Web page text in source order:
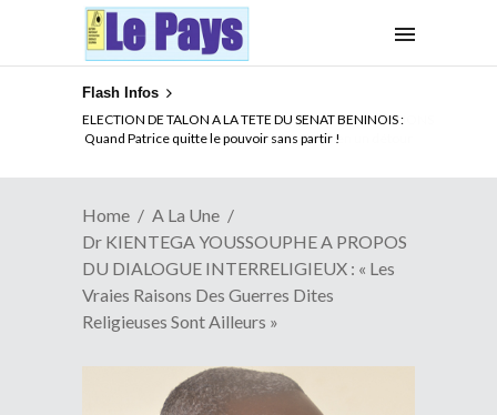
Flash Infos
ELECTION DE TALON A LA TETE DU SENAT BENINOIS :
Quand Patrice quitte le pouvoir sans partir !
Home
A La Une
Dr KIENTEGA YOUSSOUPHE A PROPOS
DU DIALOGUE INTERRELIGIEUX : « Les
Vraies Raisons Des Guerres Dites
Religieuses Sont Ailleurs »